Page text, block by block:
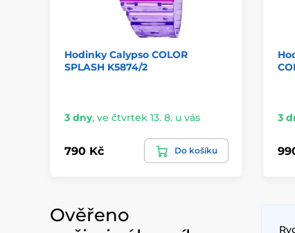
Hodinky Calypso COLOR
SPLASH K5874/2
3 dny, ve čtvrtek 13. 8. u vás
790 Kč Do košíku
3
Ověřeno